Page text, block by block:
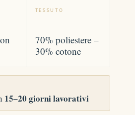
TESSUTO
70% poliestere –
30% cotone
15–20 giorni lavorativi